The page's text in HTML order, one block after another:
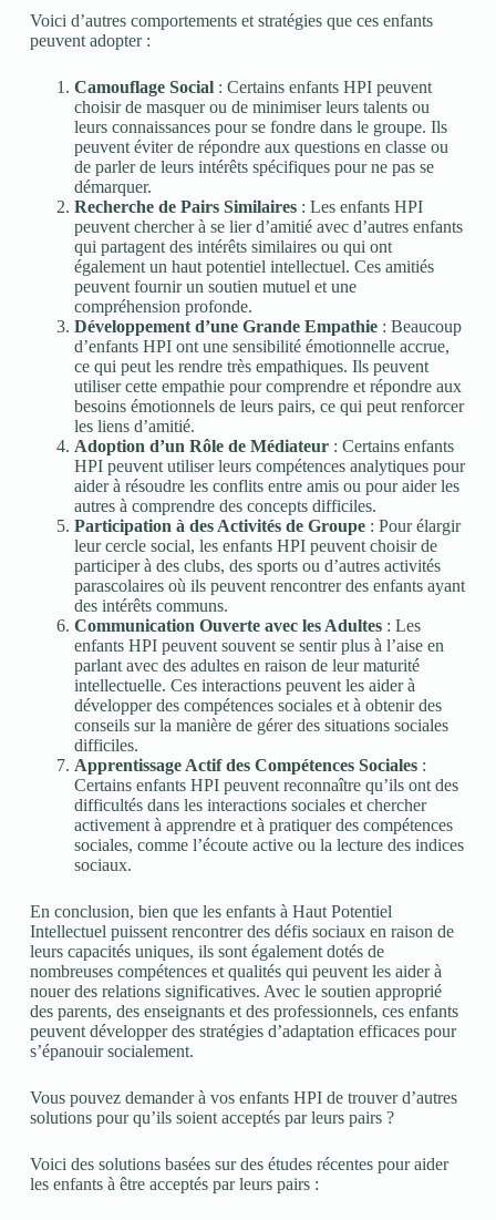
Voici d’autres comportements et stratégies que ces enfants
peuvent adopter :
Camouflage Social: Certains enfants HPI peuvent
choisir de masquer ou de minimiser leurs talents ou
leurs connaissances pour se fondre dans le groupe. Ils
peuvent éviter de répondre aux questions en classe ou
de parler de leurs intérêts spécifiques pour ne pas se
démarquer.
Recherche de Pairs Similaires: Les enfants HPI
peuvent chercher à se lier d’amitié avec d’autres enfants
qui partagent des intérêts similaires ou qui ont
également un haut potentiel intellectuel. Ces amitiés
peuvent fournir un soutien mutuel et une
compréhension profonde.
Développement d’une Grande Empathie: Beaucoup
d’enfants HPI ont une sensibilité émotionnelle accrue,
ce qui peut les rendre très empathiques. Ils peuvent
utiliser cette empathie pour comprendre et répondre aux
besoins émotionnels de leurs pairs, ce qui peut renforcer
les liens d’amitié.
Adoption d’un Rôle de Médiateur: Certains enfants
HPI peuvent utiliser leurs compétences analytiques pour
aider à résoudre les conflits entre amis ou pour aider les
autres à comprendre des concepts difficiles.
Participation à des Activités de Groupe: Pour élargir
leur cercle social, les enfants HPI peuvent choisir de
participer à des clubs, des sports ou d’autres activités
parascolaires où ils peuvent rencontrer des enfants ayant
des intérêts communs.
Communication Ouverte avec les Adultes: Les
enfants HPI peuvent souvent se sentir plus à l’aise en
parlant avec des adultes en raison de leur maturité
intellectuelle. Ces interactions peuvent les aider à
développer des compétences sociales et à obtenir des
conseils sur la manière de gérer des situations sociales
difficiles.
Apprentissage Actif des Compétences Sociales:
Certains enfants HPI peuvent reconnaître qu’ils ont des
difficultés dans les interactions sociales et chercher
activement à apprendre et à pratiquer des compétences
sociales, comme l’écoute active ou la lecture des indices
sociaux.
En conclusion, bien que les enfants à Haut Potentiel
Intellectuel puissent rencontrer des défis sociaux en raison de
leurs capacités uniques, ils sont également dotés de
nombreuses compétences et qualités qui peuvent les aider à
nouer des relations significatives. Avec le soutien approprié
des parents, des enseignants et des professionnels, ces enfants
peuvent développer des stratégies d’adaptation efficaces pour
s’épanouir socialement.
Vous pouvez demander à vos enfants HPI de trouver d’autres
solutions pour qu’ils soient acceptés par leurs pairs ?
Voici des solutions basées sur des études récentes pour aider
les enfants à être acceptés par leurs pairs :